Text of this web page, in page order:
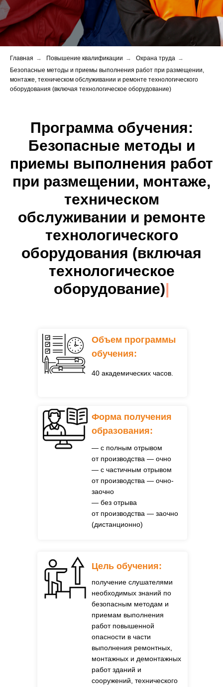
Главная → Повышение квалификации → Охрана труда →
Безопасные методы и приемы выполнения работ при размещении,
монтаже, техническом обслуживании и ремонте технологического
оборудования (включая технологическое оборудование)
Программа обучения:
Безопасные методы и
приемы выполнения работ
при размещении, монтаже,
техническом
обслуживании и ремонте
технологического
оборудования (включая
технологическое
оборудование)|
40 академических часов.
Объем программы
обучения:
— с полным отрывом
от производства — очно
— с частичным отрывом
от производства — очно-
заочно
— без отрыва
от производства — заочно
(дистанционно)
Форма получения
образования:
получение слушателями
необходимых знаний по
безопасным методам и
приемам выполнения
работ повышенной
опасности в части
выполнения ремонтных,
монтажных и демонтажных
работ зданий и
сооружений, технического
Цель обучения: